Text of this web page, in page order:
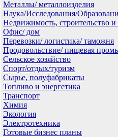
Металлы/ металлоизделия
Наука/Исследования/
Недвижимость, строительство и
Офис/ дом
Перевозки/ логистика/ таможня
Продовольствие/ пищевая
Сельское хозяйство
Спорт/отдых/туризм
Сырье, полуфабрикаты
Топливо и энергетика
Транспорт
Химия
Экология
Электротехника
Готовые бизнес планы